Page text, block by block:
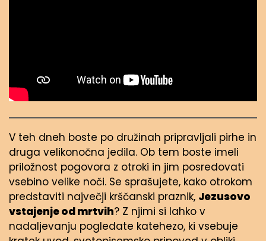
V teh dneh boste po družinah pripravljali pirhe in
druga velikonočna jedila. Ob tem boste imeli
priložnost pogovora z otroki in jim posredovati
vsebino velike noči. Se sprašujete, kako otrokom
predstaviti največji krščanski praznik, Jezusovo
vstajenje od mrtvih? Z njimi si lahko v
nadaljevanju pogledate katehezo, ki vsebuje